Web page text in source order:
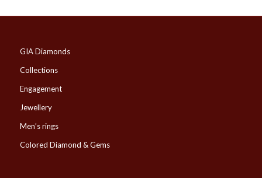
GIA Diamonds
Collections
Engagement
Jewellery
Men’s rings
Colored Diamond & Gems